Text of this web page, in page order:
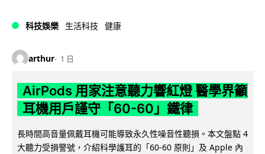
科技娛樂 生活科技 健康
arthur 1 日
AirPods 用家注意聽力響紅燈 醫學界籲
耳機用戶謹守「60-60」鐵律
長時間高音量佩戴耳機可能導致永久性噪音性聽損。本文盤點 4
大聽力受損警號，介紹科學護耳的「60-60 原則」及 Apple 內